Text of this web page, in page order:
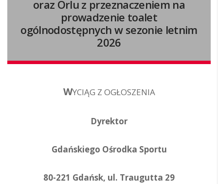
oraz Orlu z przeznaczeniem na
prowadzenie toalet
ogólnodostępnych w sezonie letnim
2026
WYCIĄG Z OGŁOSZENIA
Dyrektor
Gdańskiego Ośrodka Sportu
80-221 Gdańsk, ul. Traugutta 29